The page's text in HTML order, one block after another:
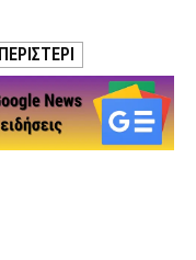
ΠΕΡΙΣΤΕΡΙ